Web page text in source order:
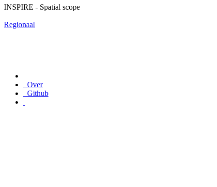
INSPIRE - Spatial scope
Regionaal
Over
Github